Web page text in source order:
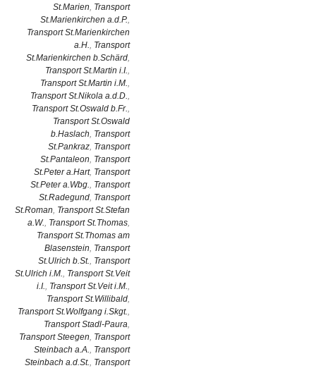
St.Marien, Transport
St.Marienkirchen a.d.P.,
Transport St.Marienkirchen
a.H., Transport
St.Marienkirchen b.Schärd,
Transport St.Martin i.I.,
Transport St.Martin i.M.,
Transport St.Nikola a.d.D.,
Transport St.Oswald b.Fr.,
Transport St.Oswald
b.Haslach, Transport
St.Pankraz, Transport
St.Pantaleon, Transport
St.Peter a.Hart, Transport
St.Peter a.Wbg., Transport
St.Radegund, Transport
St.Roman, Transport St.Stefan
a.W., Transport St.Thomas,
Transport St.Thomas am
Blasenstein, Transport
St.Ulrich b.St., Transport
St.Ulrich i.M., Transport St.Veit
i.I., Transport St.Veit i.M.,
Transport St.Willibald,
Transport St.Wolfgang i.Skgt.,
Transport Stadl-Paura,
Transport Steegen, Transport
Steinbach a.A., Transport
Steinbach a.d.St., Transport